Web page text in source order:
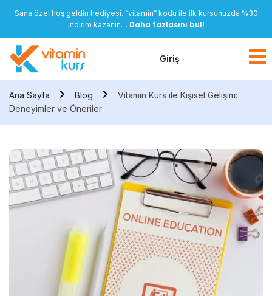
Sana özel hoş geldin hediyesi. “vitamin” kodu ile ilk kursunuzda %30
indirim kazanın… Daha fazlasını bul!
Giriş
Ana Sayfa Blog
Vitamin Kurs ile Kişisel Gelişim:
Deneyimler ve Öneriler